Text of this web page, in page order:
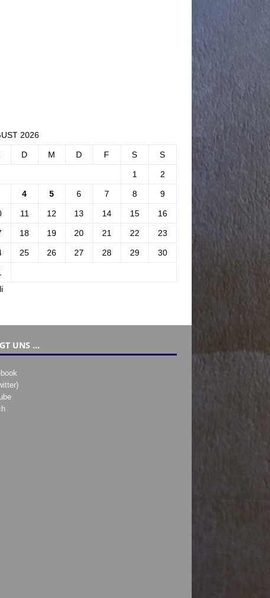
2026
D M D F S S
1 2
4 5 6 7 8 9
11 12 13 14 15 16
18 19 20 21 22 23
25 26 27 28 29 30
UNS …